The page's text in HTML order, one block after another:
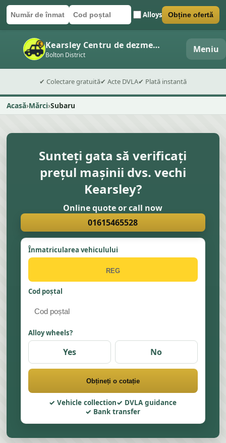
Număr de înmatriculare
Cod poștal Alloys
Trimite formularul Obține ofertă
Kearsley Centru de dezmembrări auto
Bolton District Meniu
✔ Colectare gratuită✔ Acte DVLA✔ Plată instantă
Acasă Mărci Subaru
Sunteți gata să verificați
prețul mașinii dvs. vechi
Kearsley?
Online quote or call now
01615465528
Înmatricularea vehiculului
Cod poștal
Alloy wheels?
Yes No
Obțineți o cotație
Vehicle collection
DVLA guidance
Bank transfer